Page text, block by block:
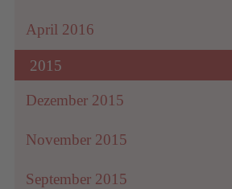
April 2016
2015
Dezember 2015
November 2015
September 2015